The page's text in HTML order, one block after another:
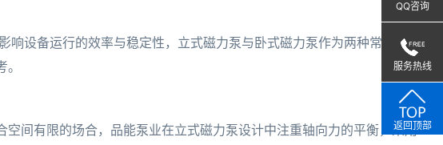
设备运行的效率与稳定性，立式磁力泵与卧式磁力泵作为两种常见设
间有限的场合，品能泵业在立式磁力泵设计中注重轴向力的平衡，采用
QQ咨询
服务热线
返回顶部